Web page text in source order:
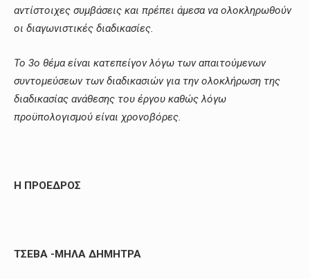
αντίστοιχες συμβάσεις και πρέπει άμεσα να ολοκληρωθούν
οι διαγωνιστικές διαδικασίες.
Το 3ο θέμα είναι κατεπείγον λόγω των απαιτούμενων
συντομεύσεων των διαδικασιών για την ολοκλήρωση της
διαδικασίας ανάθεσης του έργου καθώς λόγω
προϋπολογισμού είναι χρονοβόρες.
Η ΠΡΟΕΔΡΟΣ
ΤΣΕΒΑ -ΜΗΛΑ ΔΗΜΗΤΡΑ